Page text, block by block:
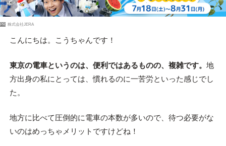
PR 株式会社JERA
こんにちは。こうちゃんです！
東京の電車というのは、便利ではあるものの、複雑です。 地
方出身の私にとっては、慣れるのに一苦労といった感じでし
た。
地方に比べて圧倒的に電車の本数が多いので、待つ必要がな
いのはめっちゃメリットですけどね！